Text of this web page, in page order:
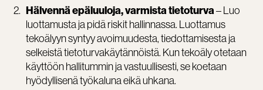
Hälvennä epäluuloja, varmista tietoturva– Luo
luottamusta ja pidä riskit hallinnassa. Luottamus
tekoälyyn syntyy avoimuudesta, tiedottamisesta ja
selkeistä tietoturvakäytännöistä. Kun tekoäly otetaan
käyttöön hallitummin ja vastuullisesti, se koetaan
hyödyllisenä työkaluna eikä uhkana.